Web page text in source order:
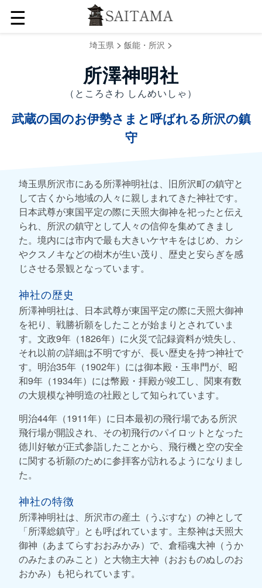
☰
埼玉県 > 飯能・所沢 >
所澤神明社
（ところさわ しんめいしゃ）
武蔵の国のお伊勢さまと呼ばれる所沢の鎮
守
埼玉県所沢市にある所澤神明社は、旧所沢町の鎮守と
して古くから地域の人々に親しまれてきた神社です。
日本武尊が東国平定の際に天照大御神を祀ったと伝え
られ、所沢の鎮守として人々の信仰を集めてきまし
た。境内には市内で最も大きいケヤキをはじめ、カシ
やクスノキなどの樹木が生い茂り、歴史と安らぎを感
じさせる景観となっています。
神社の歴史
所澤神明社は、日本武尊が東国平定の際に天照大御神
を祀り、戦勝祈願をしたことが始まりとされていま
す。文政9年（1826年）に火災で記録資料が焼失し、
それ以前の詳細は不明ですが、長い歴史を持つ神社で
す。明治35年（1902年）には御本殿・玉串門が、昭
和9年（1934年）には幣殿・拝殿が竣工し、関東有数
の大規模な神明造の社殿として知られています。
明治44年（1911年）に日本最初の飛行場である所沢
飛行場が開設され、その初飛行のパイロットとなった
徳川好敏が正式参詣したことから、飛行機と空の安全
に関する祈願のために参拝客が訪れるようになりまし
た。
神社の特徴
所澤神明社は、所沢市の産土（うぶすな）の神として
「所澤総鎮守」とも呼ばれています。主祭神は天照大
御神（あまてらすおおみかみ）で、倉稲魂大神（うか
のみたまのみこと）と大物主大神（おおものぬしのお
おかみ）も祀られています。